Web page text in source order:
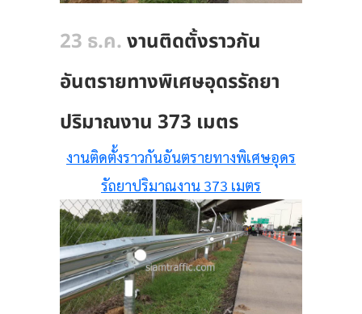
23 ธ.ค.งานติดตั้งราวกัน
อันตรายทางพิเศษอุดรรัถยา
ปริมาณงาน 373 เมตร
งานติดตั้งราวกันอันตรายทางพิเศษอุดร
รัถยาปริมาณงาน 373 เมตร